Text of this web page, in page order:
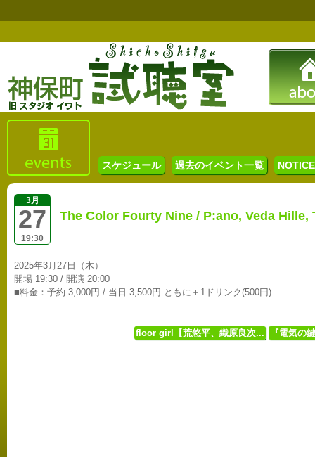
スケジュール 過去のイベント一覧
3月
27
19:30
The Color Fourty Nine / P:ano, Veda Hille,
2025年3月27日（木）
開場 19:30 / 開演 20:00
■料金：予約 3,000円 / 当日 3,500円 ともに＋1ドリンク(500円)
floor girl【荒悠平、織原良次... 『電気の